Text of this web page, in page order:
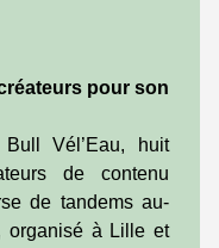
pour son
Vél’Eau, huit
de contenu
de tandems au-
organisé à Lille et